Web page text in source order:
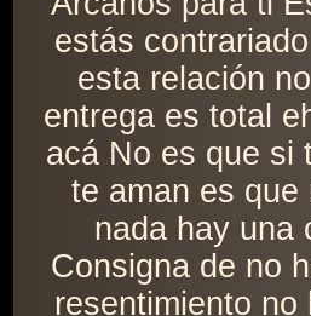
estás
esta relación
entrega es total
acá No es que si
te aman es que
nada hay una
Consigna de no
resentimiento no